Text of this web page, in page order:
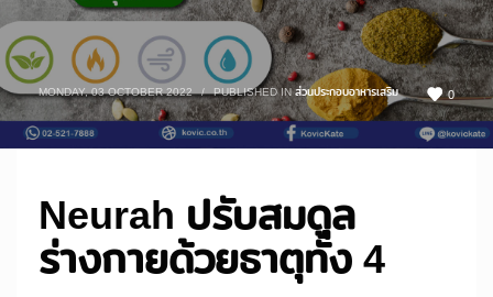
0
MONDAY, 03 OCTOBER 2022 / PUBLISHED INส่วนประกอบอาหารเสริม
Neurah ปรับสมดุล
ร่างกายด้วยธาตุทั้ง 4